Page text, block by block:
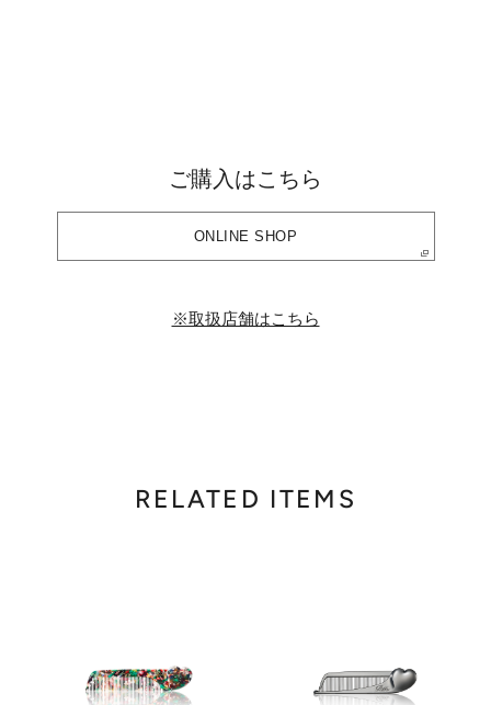
ご購入はこちら
ONLINE SHOP
※取扱店舗はこちら
RELATED ITEMS